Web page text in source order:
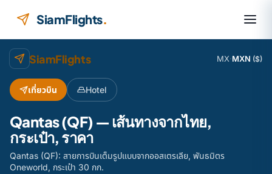
SiamFlights.
SiamFlights MX·MXN ($)
เที่ยวบิน Hotel
Qantas (QF) — เส้นทางจากไทย,
กระเป๋า, ราคา
Qantas (QF): สายการบินเต็มรูปแบบจากออสเตรเลีย, พันธมิตร
Oneworld, กระเป๋า 30 กก.